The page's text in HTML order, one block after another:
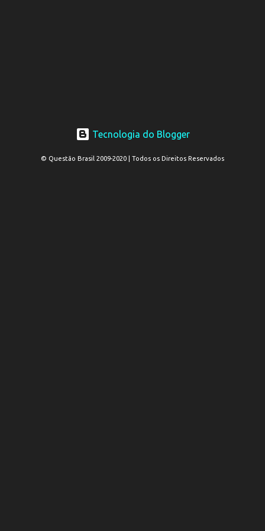
Tecnologia do Blogger
© Questão Brasil 2009-2020 | Todos os Direitos Reservados